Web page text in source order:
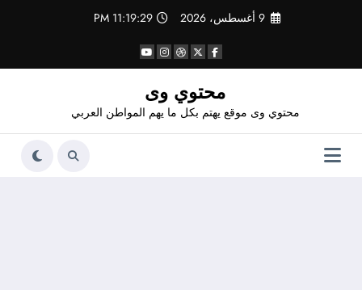
9 أغسطس، 2026 11:19:29 PM
محتوي وى
محتوي وى موقع يهتم بكل ما يهم المواطن العربي